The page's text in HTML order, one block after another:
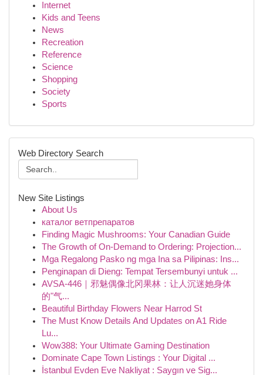
Internet
Kids and Teens
News
Recreation
Reference
Science
Shopping
Society
Sports
Web Directory Search
New Site Listings
About Us
каталог ветпрепаратов
Finding Magic Mushrooms: Your Canadian Guide
The Growth of On-Demand to Ordering: Projection...
Mga Regalong Pasko ng mga Ina sa Pilipinas: Ins...
Penginapan di Dieng: Tempat Tersembunyi untuk ...
AVSA-446｜邪魅偶像北冈果林：让人沉迷她身体
的"气...
Beautiful Birthday Flowers Near Harrod St
The Must Know Details And Updates on A1 Ride
Lu...
Wow388: Your Ultimate Gaming Destination
Dominate Cape Town Listings : Your Digital ...
İstanbul Evden Eve Nakliyat : Saygın ve Sig...